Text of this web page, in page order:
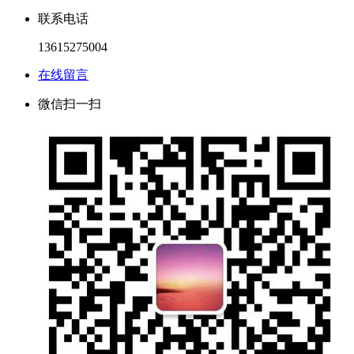
联系电话
13615275004
在线留言
微信扫一扫